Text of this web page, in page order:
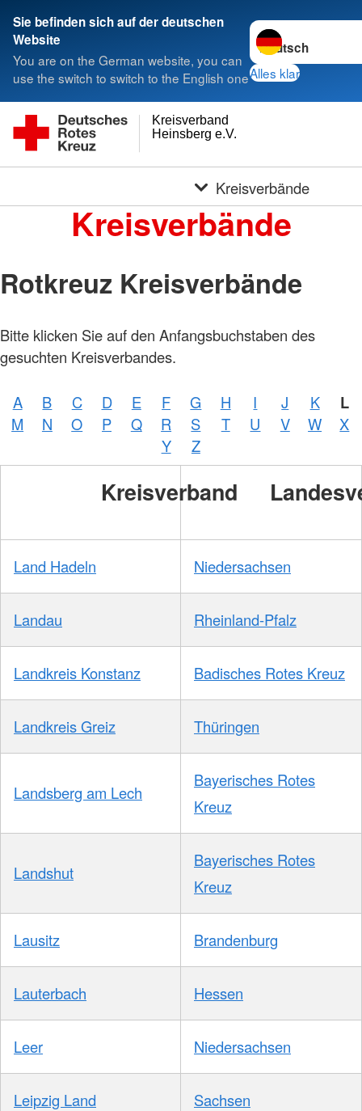
Sie befinden sich auf der deutschen
Website
You are on the German website, you can
use the switch to switch to the English one
Sprache wechseln
Alles klar
Heinsberg e.V.
Kreisverband
Kreisverbände
Kreisverbände
Rotkreuz Kreisverbände
Bitte klicken Sie auf den Anfangsbuchstaben des
gesuchten Kreisverbandes.
A B C D E F G H I J K L
M N O P Q R S T U V W
X
Y
Z
Kreisverband
Land Hadeln Niedersachsen
Landau Rheinland-Pfalz
Landkreis Konstanz Badisches Rotes Kreuz
Landkreis Greiz Thüringen
Landsberg am Lech
Bayerisches Rotes
Kreuz
Landshut
Bayerisches Rotes
Kreuz
Lausitz Brandenburg
Lauterbach Hessen
Leer Niedersachsen
Leipzig Land Sachsen